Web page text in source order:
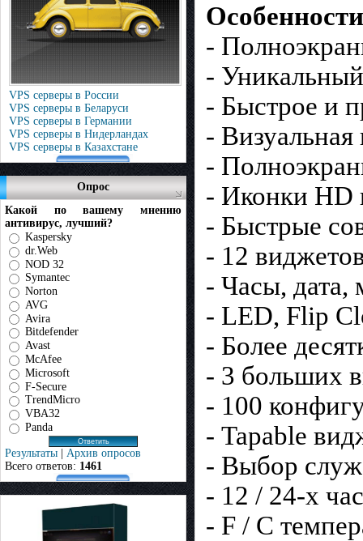
VPS серверы в России
VPS серверы в Беларуси
VPS серверы в Германии
VPS серверы в Нидерландах
VPS серверы в Казахстане
Опрос
Какой по вашему мнению
антивирус, лучший?
Kaspersky
dr.Web
NOD 32
Symantec
Norton
AVG
Avira
Bitdefender
Avast
McAfee
Microsoft
F-Secure
TrendMicro
VBA32
Panda
Результаты | Архив опросов
Всего ответов: 1461
-
-
- Быстрое и
-
-
- Иконки HD
- Быстрые
- 12
- Часы, дата,
- LED, Flip
- Более
- 3 больших
- 100
- Tapable
- Выбор
- 12 / 24-х
- F / C